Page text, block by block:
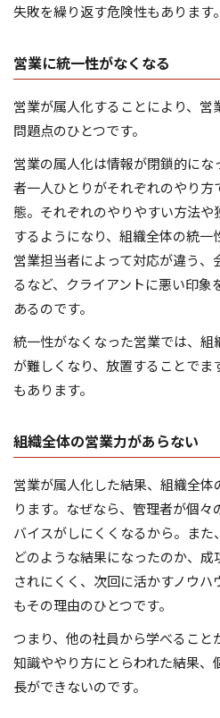
失敗を繰り返す危険性もあります。
営業に統一性がなくなる
営業が属人化することにより、営
問題点のひとつです。
営業の属人化は情報が閉鎖的に
者一人ひとりがそれぞれのやり
態。それぞれのやりやすい方法
するようになり、組織全体の統一
営業担当者によって対応が違う
るなど、クライアントに悪い印
あるのです。
統一性がなくなった営業では、組
が難しくなり、放置することで
もあります。
組織全体の営業力があらない
営業が属人化した結果、組織全
ります。なぜなら、管理者が個
バイスがしにくくなるから。また
どのような結果になったのか、
されにくく、次回に活かすノウ
もその理由のひとつです。
つまり、他の社員から学べること
知識ややり方にとらわれた結果、
長ができないのです。